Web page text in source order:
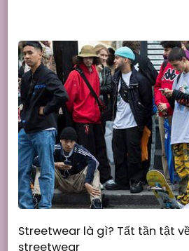
Streetwear là gì? Tất tần tật
streetwear